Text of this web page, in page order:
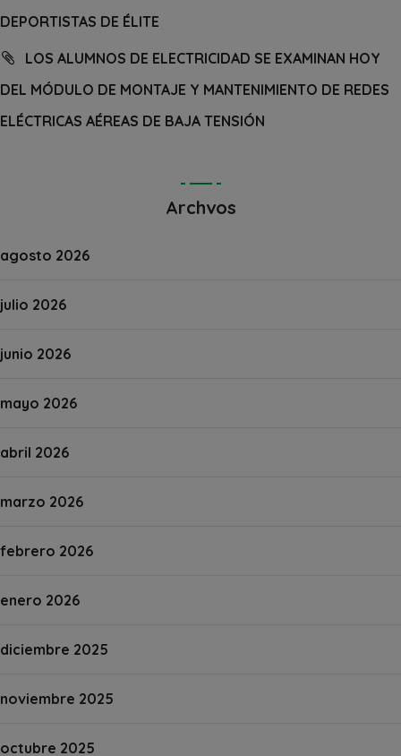
DEPORTISTAS DE ÉLITE
LOS ALUMNOS DE ELECTRICIDAD SE EXAMINAN HOY
DEL MÓDULO DE MONTAJE Y MANTENIMIENTO DE REDES
ELÉCTRICAS AÉREAS DE BAJA TENSIÓN
Archvos
agosto 2026
julio 2026
junio 2026
mayo 2026
abril 2026
marzo 2026
febrero 2026
enero 2026
diciembre 2025
noviembre 2025
octubre 2025